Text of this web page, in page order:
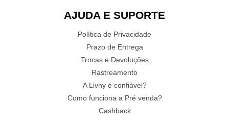
AJUDA E SUPORTE
Política de Privacidade
Prazo de Entrega
Trocas e Devoluções
Rastreamento
A Livny é confiável?
Como funciona a Pré venda?
Cashback